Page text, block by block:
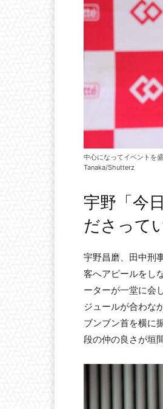
中心になってイベントを
Tanaka/Shutterz
宇野「今
ださって
宇野昌磨、田中刑
客へアピールをし
ーターが一堂に会
ジュールが合わな
ブンブン首を横に
段の仲の良さが垣